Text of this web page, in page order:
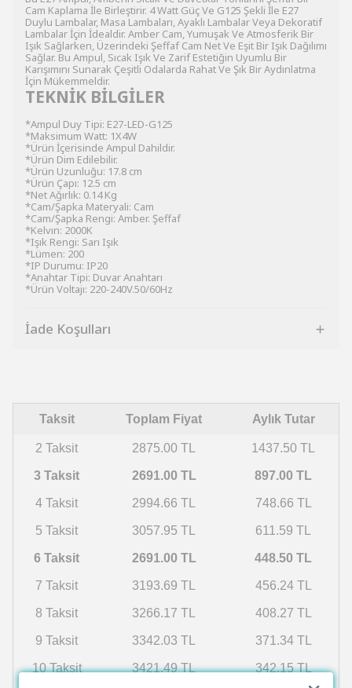
Cam Kaplama İle Birleştirir. 4 Watt Güç Ve G125 Şekli İle E27
Duylu Lambalar, Masa Lambaları, Ayaklı Lambalar Veya Dekoratif
Lambalar İçin İdealdir. Amber Cam, Yumuşak Ve Atmosferik Bir
Işık Sağlarken, Üzerindeki Şeffaf Cam Net Ve Eşit Bir Işık Dağılımı
Sağlar. Bu Ampul, Sıcak Işık Ve Zarif Estetiğin Uyumlu Bir
Karışımını Sunarak Çeşitli Odalarda Rahat Ve Şık Bir Aydınlatma
İçin Mükemmeldir.
TEKNİK BİLGİLER
*Ampul Duy Tipi: E27-LED-G125
*Maksimum Watt: 1X4W
*Ürün İçerisinde Ampul Dahildir.
*Ürün Dim Edilebilir.
*Ürün Uzunluğu: 17.8 cm
*Ürün Çapı: 12.5 cm
*Net Ağırlık: 0.14 Kg
*Cam/Şapka Materyali: Cam
*Cam/Şapka Rengi: Amber. Şeffaf
*Kelvın: 2000K
*Işık Rengi: Sarı Işık
*Lümen: 200
*IP Durumu: IP20
*Anahtar Tipi: Duvar Anahtarı
*Ürün Voltajı: 220-240V.50/60Hz
İade Koşulları
Taksit Toplam Fiyat Aylık Tutar
2 Taksit 2875.00 TL 1437.50 TL
3 Taksit 2691.00 TL 897.00 TL
4 Taksit 2994.66 TL 748.66 TL
5 Taksit 3057.95 TL 611.59 TL
6 Taksit 2691.00 TL 448.50 TL
7 Taksit 3193.69 TL 456.24 TL
8 Taksit 3266.17 TL 408.27 TL
9 Taksit 3342.03 TL 371.34 TL
10 Taksit 3421.49 TL 342.15 TL